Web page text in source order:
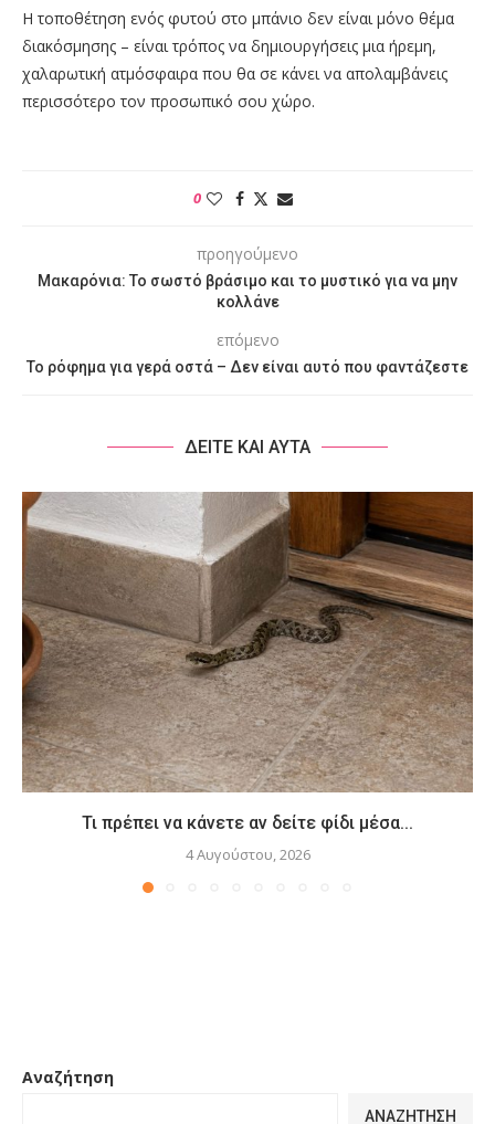
Η τοποθέτηση ενός φυτού στο μπάνιο δεν είναι μόνο θέμα
διακόσμησης – είναι τρόπος να δημιουργήσεις μια ήρεμη,
χαλαρωτική ατμόσφαιρα που θα σε κάνει να απολαμβάνεις
περισσότερο τον προσωπικό σου χώρο.
0
προηγούμενο
Μακαρόνια: Το σωστό βράσιμο και το μυστικό για να μην
κολλάνε
επόμενο
Το ρόφημα για γερά οστά – Δεν είναι αυτό που φαντάζεστε
ΔΕΙΤΕ ΚΑΙ ΑΥΤΑ
Τι πρέπει να κάνετε αν δείτε φίδι μέσα...
4 Αυγούστου, 2026
Αναζήτηση
ΑΝΑΖΉΤΗΣΗ